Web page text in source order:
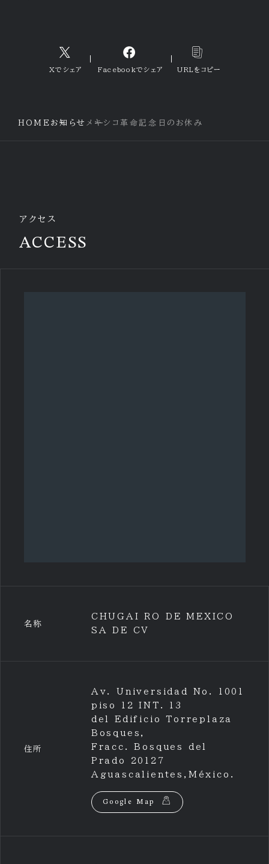
Xでシェア Facebookでシェア URLをコピー
HOME お知らせ メキシコ革命記念日のお休み
アクセス
ACCESS
名称
CHUGAI RO DE MEXICO
SA DE CV
住所
Av. Universidad No. 1001
piso 12 INT. 13
del Edificio Torreplaza
Bosques,
Fracc. Bosques del
Prado 20127
Aguascalientes,México.
Google Map